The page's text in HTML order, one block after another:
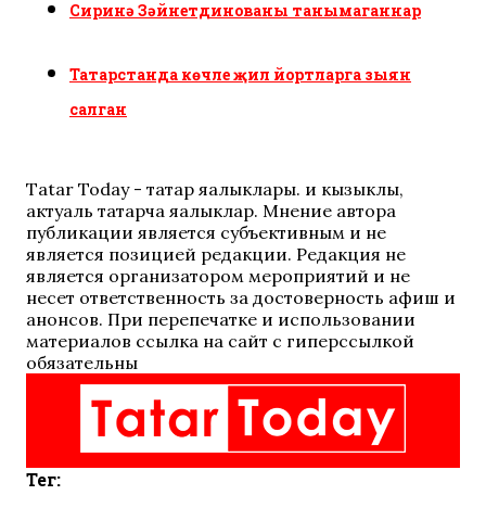
Сиринә Зәйнетдинованы танымаганнар
Татарстанда көчле җил йортларга зыян
салган
Tatar Today - татар яңалыклары. иң кызыклы,
актуаль татарча яңалыклар. Мнение автора
публикации является субъективным и не
является позицией редакции. Редакция не
является организатором мероприятий и не
несет ответственность за достоверность афиш и
анонсов. При перепечатке и использовании
материалов ссылка на сайт с гиперссылкой
обязательны
Тег: